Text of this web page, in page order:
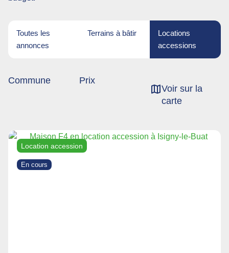
Toutes les
annonces
Terrains à bâtir
Locations
accessions
Commune
Prix
Voir sur la
carte
Location accession
En cours